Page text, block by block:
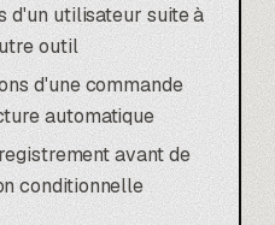
d'un utilisateur suite à
outil
d'une commande
automatique
avant de
conditionnelle